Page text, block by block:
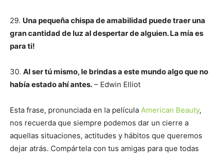
29. Una pequeña chispa de amabilidad puede traer una
gran cantidad de luz al despertar de alguien. La mía es
para ti!
30. Al ser tú mismo, le brindas a este mundo algo que no
había estado ahí antes. – Edwin Elliot
Esta frase, pronunciada en la película American Beauty,
nos recuerda que siempre podemos dar un cierre a
aquellas situaciones, actitudes y hábitos que queremos
dejar atrás. Compártela con tus amigas para que todas